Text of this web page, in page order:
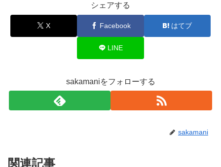
シェアする
X Facebook はてブ
LINE
sakamaniをフォローする
sakamani
関連記事